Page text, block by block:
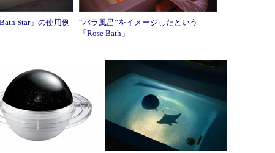
Bath Star」の使用例
“バラ風呂”をイメージしたという
「Rose Bath」